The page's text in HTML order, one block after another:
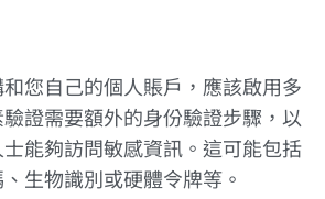
您自己的個人賬戶，應該啟用多
證需要額外的身份驗證步驟，以
能夠訪問敏感資訊。這可能包括
生物識別或硬體令牌等。